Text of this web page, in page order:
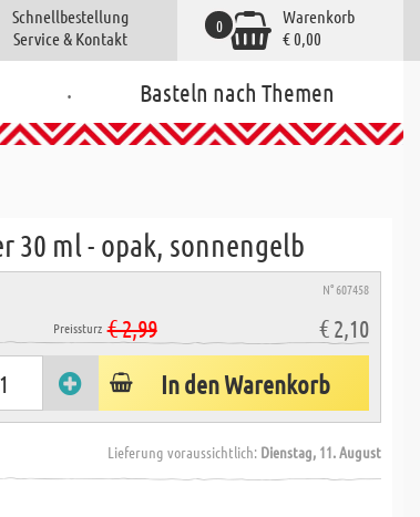
Schnellbestellung
Service & Kontakt
Warenkorb
€ 0,00
0
. Basteln nach Themen
30 ml - opak, sonnengelb
N° 607458
Preissturz € 2,99 € 2,10
In den Warenkorb
Lieferung voraussichtlich: Dienstag, 11. August